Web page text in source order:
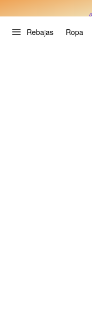
Rebajas Ropa